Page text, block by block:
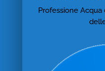
Professione